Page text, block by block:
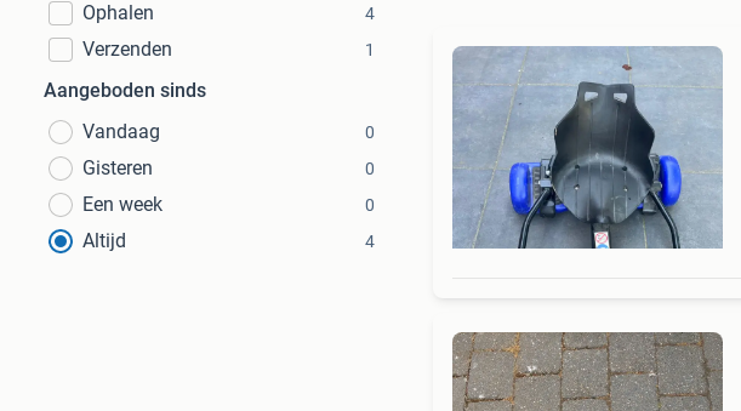
Ophalen
4
Verzenden 1
Aangeboden sinds
Vandaag
0
Gisteren 0
Een week 0
Altijd 4